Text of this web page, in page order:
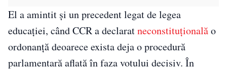
El a amintit și un precedent legat de legea
educației, când CCR a declaratneconstituționalăo
ordonanță deoarece exista deja o procedură
parlamentară aflată în faza votului decisiv. În